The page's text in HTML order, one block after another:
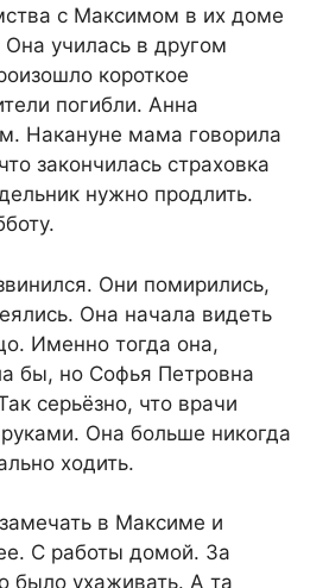
с Максимом в их доме
училась в другом
короткое
погибли. Анна
Накануне мама говорила
закончилась страховка
нужно продлить.
Они помирились,
Она начала видеть
Именно тогда она,
бы, но Софья Петровна
серьёзно, что врачи
Она больше никогда
ходить.
в Максиме и
С работы домой. За
было ухаживать. А та